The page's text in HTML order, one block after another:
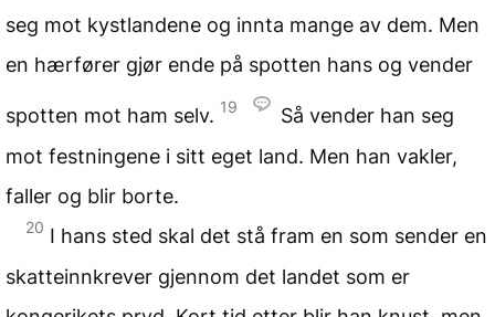
seg mot kystlandene og innta mange av dem. Men
en hærfører gjør ende på spotten hans og vender
spotten mot ham selv. 19
Så vender han seg
mot festningene i sitt eget land. Men han vakler,
faller og blir borte.
20 I hans sted skal det stå fram en som sender en
skatteinnkrever gjennom det landet som er